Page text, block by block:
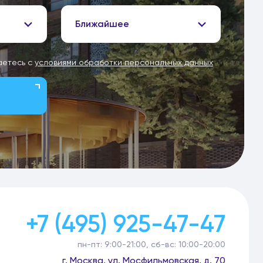
Ближайшее
с условиями обработки персональных данных
+7 (495) 925-47-47
пн-пт: 9:00-21:00, сб-вс: 10:00-20:00
г. Москва, ул. Мосфильмовская, д. 70